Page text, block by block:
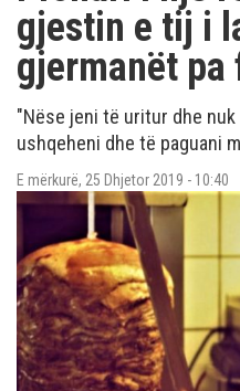
gjestin e tij i
gjermanët pa
"Nëse jeni të uritur dhe nuk
ushqeheni dhe të paguani
E mërkurë, 25 Dhjetor 2019 - 10:40